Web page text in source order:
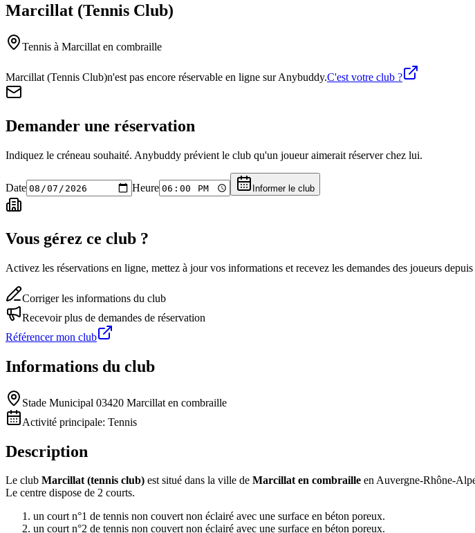
Marcillat (Tennis Club)
Tennis à Marcillat en combraille
Marcillat (Tennis Club)n'est pas encore réservable en ligne sur Anybuddy.C'est votre club ?
Demander une réservation
Indiquez le créneau souhaité. Anybuddy prévient le club qu'un joueur aimerait réserver chez lui.
Date Heure Informer le club
Vous gérez ce club ?
Activez les réservations en ligne, mettez à jour vos informations et recevez les demandes des joueurs
Corriger les informations du club
Recevoir plus de demandes de réservation
Référencer mon club
Informations du club
Stade Municipal 03420 Marcillat en combraille
Activité principale: Tennis
Description
Le club Marcillat (tennis club) est situé dans la ville de Marcillat en combraille en Auvergne-Rhône-
Le centre dispose de 2 courts.
un court n°1 de tennis non couvert non éclairé avec une surface en béton poreux.
un court n°2 de tennis non couvert non éclairé avec une surface en béton poreux.